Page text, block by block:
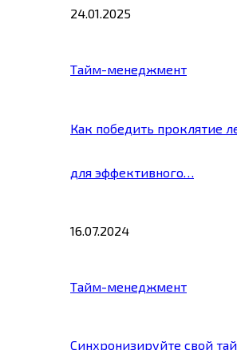
24.01.2025
Тайм-менеджмент
Как победить проклятие
для эффективного…
16.07.2024
Тайм-менеджмент
Синхронизируйте свой